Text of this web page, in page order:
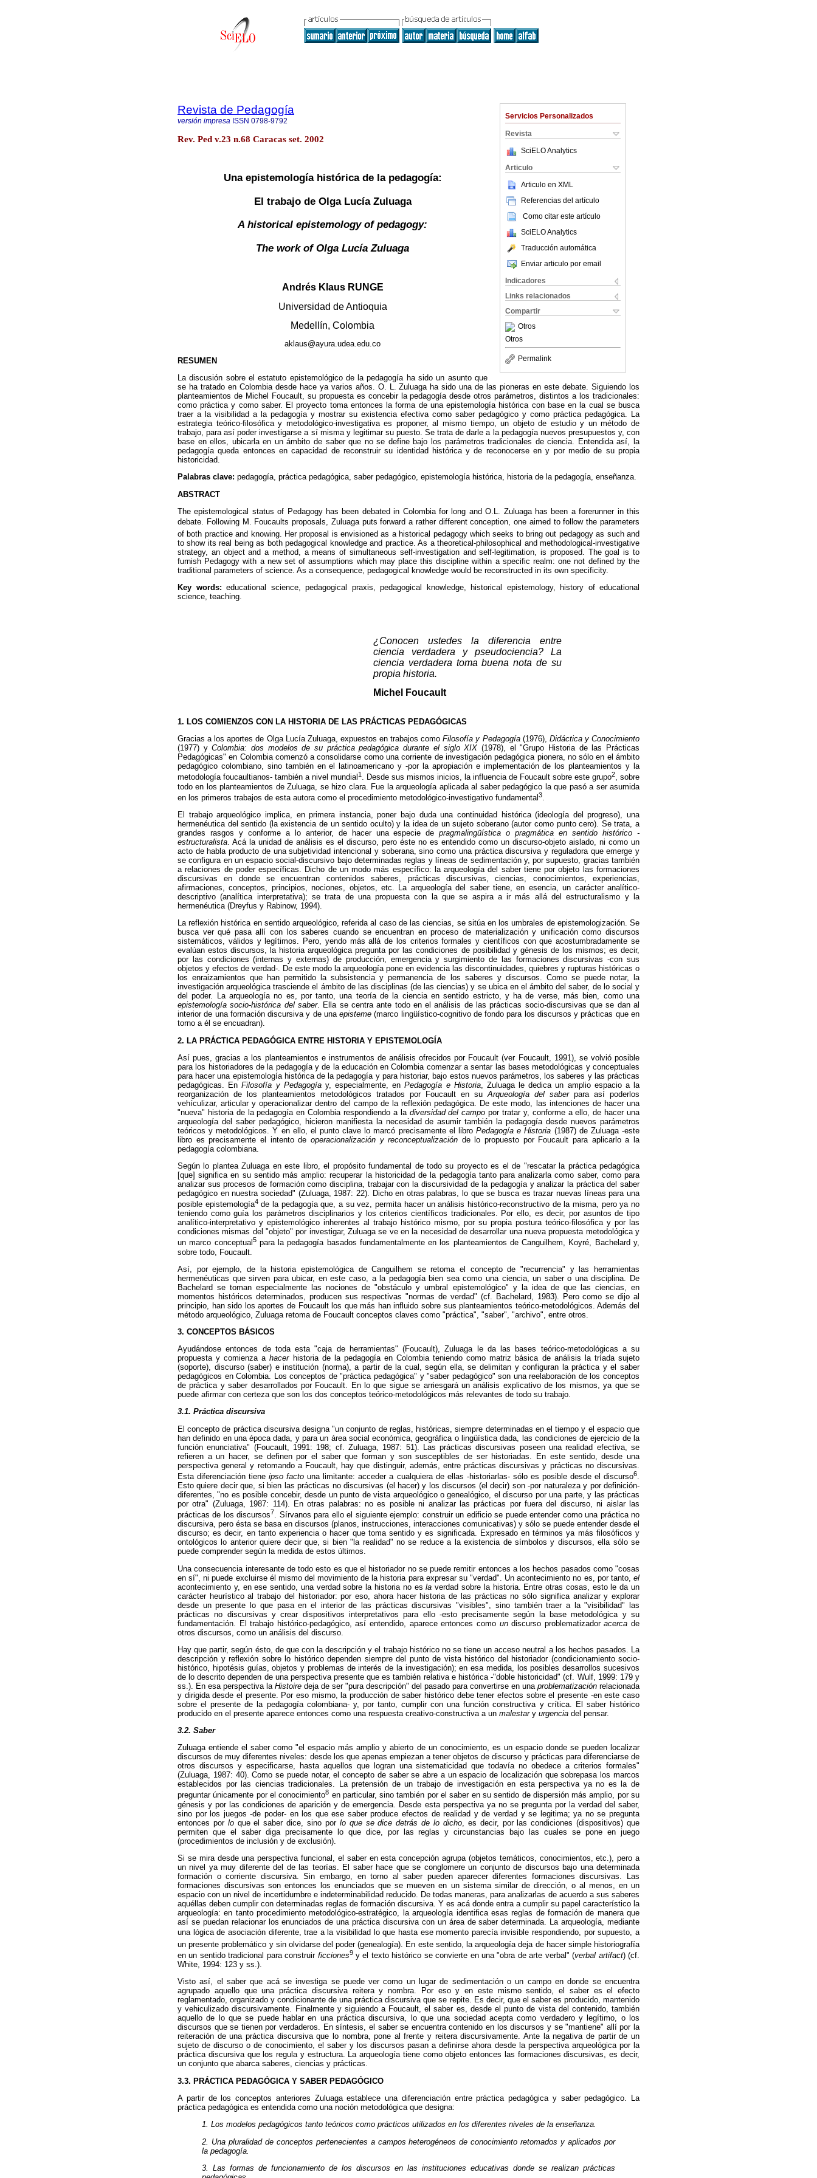
Servicios Personalizados
Revista
SciELO Analytics
Articulo
Articulo en XML
Referencias del artículo
Como citar este artículo
SciELO Analytics
Traducción automática
Enviar articulo por email
Indicadores
Links relacionados
Compartir
Otros
Otros
Permalink
Revista de Pedagogía
versión impresa ISSN 0798-9792
Rev. Ped v.23 n.68 Caracas set. 2002
Una epistemología histórica de la pedagogía:
El trabajo de Olga Lucía Zuluaga
A historical epistemology of pedagogy:
The work of Olga Lucía Zuluaga
Andrés Klaus RUNGE
Universidad de Antioquia
Medellín, Colombia
aklaus@ayura.udea.edu.co
RESUMEN
La discusión sobre el estatuto epistemológico de la pedagogía ha sido un asunto que
se ha tratado en Colombia desde hace ya varios años. O. L. Zuluaga ha sido una de las pioneras en este debate. Siguiendo los
planteamientos de Michel Foucault, su propuesta es concebir la pedagogía desde otros parámetros, distintos a los tradicionales:
como práctica y como saber. El proyecto toma entonces la forma de una epistemología histórica con base en la cual se busca
traer a la visibilidad a la pedagogía y mostrar su existencia efectiva como saber pedagógico y como práctica pedagógica. La
estrategia teórico-filosófica y metodológico-investigativa es proponer, al mismo tiempo, un objeto de estudio y un método de
trabajo, para así poder investigarse a sí misma y legitimar su puesto. Se trata de darle a la pedagogía nuevos presupuestos y, con
base en ellos, ubicarla en un ámbito de saber que no se define bajo los parámetros tradicionales de ciencia. Entendida así, la
pedagogía queda entonces en capacidad de reconstruir su identidad histórica y de reconocerse en y por medio de su propia
historicidad.
Palabras clave: pedagogía, práctica pedagógica, saber pedagógico, epistemología histórica, historia de la pedagogía, enseñanza.
ABSTRACT
The epistemological status of Pedagogy has been debated in Colombia for long and O.L. Zuluaga has been a forerunner in this
debate. Following M. Foucaults proposals, Zuluaga puts forward a rather different conception, one aimed to follow the parameters
of both practice and knowing. Her proposal is envisioned as a historical pedagogy which seeks to bring out pedagogy as such and
to show its real being as both pedagogical knowledge and practice. As a theoretical-philosophical and methodological-investigative
strategy, an object and a method, a means of simultaneous self-investigation and self-legitimation, is proposed. The goal is to
furnish Pedagogy with a new set of assumptions which may place this discipline within a specific realm: one not defined by the
traditional parameters of science. As a consequence, pedagogical knowledge would be reconstructed in its own specificity.
Key words: educational science, pedagogical praxis, pedagogical knowledge, historical epistemology, history of educational
science, teaching.
¿Conocen ustedes la diferencia entre
ciencia verdadera y pseudociencia? La
ciencia verdadera toma buena nota de su
propia historia.
Michel Foucault
1. LOS COMIENZOS CON LA HISTORIA DE LAS PRÁCTICAS PEDAGÓGICAS
Gracias a los aportes de Olga Lucía Zuluaga, expuestos en trabajos comoFilosofía y Pedagogía (1976), Didáctica y Conocimiento
(1977) yColombia: dos modelos de su práctica pedagógica durante el siglo XIX (1978), el "Grupo Historia de las Prácticas
Pedagógicas" en Colombia comenzó a consolidarse como una corriente de investigación pedagógica pionera, no sólo en el ámbito
pedagógico colombiano, sino también en el latinoamericano y -por la apropiación e implementación de los planteamientos y la
metodología foucaultianos- también a nivel mundial 1 . Desde sus mismos inicios, la influencia de Foucault sobre este grupo2, sobre
todo en los planteamientos de Zuluaga, se hizo clara. Fue la arqueología aplicada al saber pedagógico la que pasó a ser asumida
en los primeros trabajos de esta autora como el procedimiento metodológico-investigativo fundamental3.
El trabajo arqueológico implica, en primera instancia, poner bajo duda una continuidad histórica (ideología del progreso), una
hermenéutica del sentido (la existencia de un sentido oculto) y la idea de un sujeto soberano (autor como punto cero). Se trata, a
grandes rasgos y conforme a lo anterior, de hacer una especie depragmalingüística o pragmática en sentido histórico -
estructuralista. Acá la unidad de análisis es el discurso, pero éste no es entendido como un discurso-objeto aislado, ni como un
acto de habla producto de una subjetividad intencional y soberana, sino como una práctica discursiva y reguladora que emerge y
se configura en un espacio social-discursivo bajo determinadas reglas y líneas de sedimentación y, por supuesto, gracias también
a relaciones de poder específicas. Dicho de un modo más específico: la arqueología del saber tiene por objeto las formaciones
discursivas en donde se encuentran contenidos saberes, prácticas discursivas, ciencias, conocimientos, experiencias,
afirmaciones, conceptos, principios, nociones, objetos, etc. La arqueología del saber tiene, en esencia, un carácter analítico-
descriptivo (analítica interpretativa); se trata de una propuesta con la que se aspira a ir más allá del estructuralismo y la
hermenéutica (Dreyfus y Rabinow, 1994).
La reflexión histórica en sentido arqueológico, referida al caso de las ciencias, se sitúa en los umbrales de epistemologización. Se
busca ver qué pasa allí con los saberes cuando se encuentran en proceso de materialización y unificación como discursos
sistemáticos, válidos y legítimos. Pero, yendo más allá de los criterios formales y científicos con que acostumbradamente se
evalúan estos discursos, la historia arqueológica pregunta por las condiciones de posibilidad y génesis de los mismos; es decir,
por las condiciones (internas y externas) de producción, emergencia y surgimiento de las formaciones discursivas -con sus
objetos y efectos de verdad-. De este modo la arqueología pone en evidencia las discontinuidades, quiebres y rupturas históricas o
los enraizamientos que han permitido la subsistencia y permanencia de los saberes y discursos. Como se puede notar, la
investigación arqueológica trasciende el ámbito de las disciplinas (de las ciencias) y se ubica en el ámbito del saber, de lo social y
del poder. La arqueología no es, por tanto, una teoría de la ciencia en sentido estricto, y ha de verse, más bien, como una
epistemología socio-histórica del saber. Ella se centra ante todo en el análisis de las prácticas socio-discursivas que se dan al
interior de una formación discursiva y de unaepisteme(marco lingüístico-cognitivo de fondo para los discursos y prácticas que en
torno a él se encuadran).
2. LA PRÁCTICA PEDAGÓGICA ENTRE HISTORIA Y EPISTEMOLOGÍA
Así pues, gracias a los planteamientos e instrumentos de análisis ofrecidos por Foucault (ver Foucault, 1991), se volvió posible
para los historiadores de la pedagogía y de la educación en Colombia comenzar a sentar las bases metodológicas y conceptuales
para hacer una epistemología histórica de la pedagogía y para historiar, bajo estos nuevos parámetros, los saberes y las prácticas
pedagógicas. EnFilosofía y Pedagogía y, especialmente, enPedagogía e Historia, Zuluaga le dedica un amplio espacio a la
reorganización de los planteamientos metodológicos tratados por Foucault en su Arqueología del saber para así poderlos
vehículizar, articular y operacionalizar dentro del campo de la reflexión pedagógica. De este modo, las intenciones de hacer una
"nueva" historia de la pedagogía en Colombia respondiendo a la diversidad del campopor tratar y, conforme a ello, de hacer una
arqueología del saber pedagógico, hicieron manifiesta la necesidad de asumir también la pedagogía desde nuevos parámetros
teóricos y metodológicos. Y en ello, el punto clave lo marcó precisamente el libroPedagogía e Historia (1987) de Zuluaga -este
libro es precisamente el intento de operacionalización y reconceptualización de lo propuesto por Foucault para aplicarlo a la
pedagogía colombiana.
Según lo plantea Zuluaga en este libro, el propósito fundamental de todo su proyecto es el de "rescatar la práctica pedagógica
[que] significa en su sentido más amplio: recuperar la historicidad de la pedagogía tanto para analizarla como saber, como para
analizar sus procesos de formación como disciplina, trabajar con la discursividad de la pedagogía y analizar la práctica del saber
pedagógico en nuestra sociedad" (Zuluaga, 1987: 22). Dicho en otras palabras, lo que se busca es trazar nuevas líneas para una
posible epistemología4de la pedagogía que, a su vez, permita hacer un análisis histórico-reconstructivo de la misma, pero ya no
teniendo como guía los parámetros disciplinarios y los criterios científicos tradicionales. Por ello, es decir, por asuntos de tipo
analítico-interpretativo y epistemológico inherentes al trabajo histórico mismo, por su propia postura teórico-filosófica y por las
condiciones mismas del "objeto" por investigar, Zuluaga se ve en la necesidad de desarrollar una nueva propuesta metodológica y
un marco conceptual5para la pedagogía basados fundamentalmente en los planteamientos de Canguilhem, Koyré, Bachelard y,
sobre todo, Foucault.
Así, por ejemplo, de la historia epistemológica de Canguilhem se retoma el concepto de "recurrencia" y las herramientas
hermenéuticas que sirven para ubicar, en este caso, a la pedagogía bien sea como una ciencia, un saber o una disciplina. De
Bachelard se toman especialmente las nociones de "obstáculo y umbral epistemológico" y la idea de que las ciencias, en
momentos históricos determinados, producen sus respectivas "normas de verdad" (cf. Bachelard, 1983). Pero como se dijo al
principio, han sido los aportes de Foucault los que más han influido sobre sus planteamientos teórico-metodológicos. Además del
método arqueológico, Zuluaga retoma de Foucault conceptos claves como "práctica", "saber", "archivo", entre otros.
3. CONCEPTOS BÁSICOS
Ayudándose entonces de toda esta "caja de herramientas" (Foucault), Zuluaga le da las bases teórico-metodológicas a su
propuesta y comienza ahacerhistoria de la pedagogía en Colombia teniendo como matriz básica de análisis la tríada sujeto
(soporte), discurso (saber) e institución (norma), a partir de la cual, según ella, se delimitan y configuran la práctica y el saber
pedagógicos en Colombia. Los conceptos de "práctica pedagógica" y "saber pedagógico" son una reelaboración de los conceptos
de práctica y saber desarrollados por Foucault. En lo que sigue se arriesgará un análisis explicativo de los mismos, ya que se
puede afirmar con certeza que son los dos conceptos teórico-metodológicos más relevantes de todo su trabajo.
3.1. Práctica discursiva
El concepto de práctica discursiva designa "un conjunto de reglas, históricas, siempre determinadas en el tiempo y el espacio que
han definido en una época dada, y para un área social económica, geográfica o lingüística dada, las condiciones de ejercicio de la
función enunciativa" (Foucault, 1991: 198; cf. Zuluaga, 1987: 51). Las prácticas discursivas poseen una realidad efectiva, se
refieren a un hacer, se definen por el saber que forman y son susceptibles de ser historiadas. En este sentido, desde una
perspectiva general y retomando a Foucault, hay que distinguir, además, entre prácticas discursivas y prácticas no discursivas.
Esta diferenciación tieneipso facto una limitante: acceder a cualquiera de ellas -historiarlas- sólo es posible desde el discurso6.
Esto quiere decir que, si bien las prácticas no discursivas (el hacer) y los discursos (el decir) son -por naturaleza y por definición-
diferentes, "no es posible concebir, desde un punto de vista arqueológico o genealógico, el discurso por una parte, y las prácticas
por otra" (Zuluaga, 1987: 114). En otras palabras: no es posible ni analizar las prácticas por fuera del discurso, ni aislar las
prácticas de los discursos7. Sírvanos para ello el siguiente ejemplo: construir un edificio se puede entender como una práctica no
discursiva, pero ésta se basa en discursos (planos, instrucciones, interacciones comunicativas) y sólo se puede entender desde el
discurso; es decir, en tanto experiencia o hacer que toma sentido y es significada. Expresado en términos ya más filosóficos y
ontológicos lo anterior quiere decir que, si bien "la realidad" no se reduce a la existencia de símbolos y discursos, ella sólo se
puede comprender según la medida de estos últimos.
Una consecuencia interesante de todo esto es que el historiador no se puede remitir entonces a los hechos pasados como "cosas
en sí", ni puede excluirse él mismo del movimiento de la historia para expresar su "verdad". Un acontecimiento no es, por tanto, el
acontecimiento y, en ese sentido, una verdad sobre la historia no esla verdad sobre la historia. Entre otras cosas, esto le da un
carácter heurístico al trabajo del historiador: por eso, ahora hacer historia de las prácticas no sólo significa analizar y explorar
desde un presente lo que pasa en el interior de las prácticas discursivas "visibles", sino también traer a la "visibilidad" las
prácticas no discursivas y crear dispositivos interpretativos para ello -esto precisamente según la base metodológica y su
fundamentación. El trabajo histórico-pedagógico, así entendido, aparece entonces como undiscurso problematizadoracercade
otros discursos, como un análisis del discurso.
Hay que partir, según ésto, de que con la descripción y el trabajo histórico no se tiene un acceso neutral a los hechos pasados. La
descripción y reflexión sobre lo histórico dependen siempre del punto de vista histórico del historiador (condicionamiento socio-
histórico, hipotésis guías, objetos y problemas de interés de la investigación); en esa medida, los posibles desarrollos sucesivos
de lo descrito dependen de una perspectiva presente que es también relativa e histórica -"doble historicidad" (cf. Wulf, 1999: 179 y
ss.). En esa perspectiva la Histoire deja de ser "pura descripción" del pasado para convertirse en una problematización relacionada
y dirigida desde el presente. Por eso mismo, la producción de saber histórico debe tener efectos sobre el presente -en este caso
sobre el presente de la pedagogía colombiana- y, por tanto, cumplir con una función constructiva y crítica. El saber histórico
producido en el presente aparece entonces como una respuesta creativo-constructiva a un malestar y urgencia del pensar.
3.2. Saber
Zuluaga entiende el saber como "el espacio más amplio y abierto de un conocimiento, es un espacio donde se pueden localizar
discursos de muy diferentes niveles: desde los que apenas empiezan a tener objetos de discurso y prácticas para diferenciarse de
otros discursos y especificarse, hasta aquellos que logran una sistematicidad que todavía no obedece a criterios formales"
(Zuluaga, 1987: 40). Como se puede notar, el concepto de saber se abre a un espacio de localización que sobrepasa los marcos
establecidos por las ciencias tradicionales. La pretensión de un trabajo de investigación en esta perspectiva ya no es la de
preguntar únicamente por el conocimiento8 en particular, sino también por el saber en su sentido de dispersión más amplio, por su
génesis y por las condiciones de aparición y de emergencia. Desde esta perspectiva ya no se pregunta por la verdad del saber,
sino por los juegos -de poder- en los que ese saber produce efectos de realidad y de verdad y se legitima; ya no se pregunta
entonces por lo que el saber dice, sino por lo que se dice detrás de lo dicho, es decir, por las condiciones (dispositivos) que
permiten que el saber diga precisamente lo que dice, por las reglas y circunstancias bajo las cuales se pone en juego
(procedimientos de inclusión y de exclusión).
Si se mira desde una perspectiva funcional, el saber en esta concepción agrupa (objetos temáticos, conocimientos, etc.), pero a
un nivel ya muy diferente del de las teorías. El saber hace que se conglomere un conjunto de discursos bajo una determinada
formación o corriente discursiva. Sin embargo, en torno al saber pueden aparecer diferentes formaciones discursivas. Las
formaciones discursivas son entonces los enunciados que se mueven en un sistema similar de dirección, o al menos, en un
espacio con un nivel de incertidumbre e indeterminabilidad reducido. De todas maneras, para analizarlas de acuerdo a sus saberes
aquéllas deben cumplir con determinadas reglas de formación discursiva. Y es acá donde entra a cumplir su papel característico la
arqueología: en tanto procedimiento metodológico-estratégico, la arqueología identifica esas reglas de formación de manera que
así se puedan relacionar los enunciados de una práctica discursiva con un área de saber determinada. La arqueología, mediante
una lógica de asociación diferente, trae a la visibilidad lo que hasta ese momento parecía invisible respondiendo, por supuesto, a
un presente problemático y sin olvidarse del poder (genealogía). En este sentido, la arqueología deja de hacer simple historiografía
en un sentido tradicional para construir ficciones9y el texto histórico se convierte en una "obra de arte verbal" (verbal artifact) (cf.
White, 1994: 123 y ss.).
Visto así, el saber que acá se investiga se puede ver como un lugar de sedimentación o un campo en donde se encuentra
agrupado aquello que una práctica discursiva reitera y nombra. Por eso y en este mismo sentido, el saber es el efecto
reglamentado, organizado y condicionante de una práctica discursiva que se repite. Es decir, que el saber es producido, mantenido
y vehiculizado discursivamente. Finalmente y siguiendo a Foucault, el saber es, desde el punto de vista del contenido, también
aquello de lo que se puede hablar en una práctica discursiva, lo que una sociedad acepta como verdadero y legítimo, o los
discursos que se tienen por verdaderos. En síntesis, el saber se encuentra contenido en los discursos y se "mantiene" allí por la
reiteración de una práctica discursiva que lo nombra, pone al frente y reitera discursivamente. Ante la negativa de partir de un
sujeto de discurso o de conocimiento, el saber y los discursos pasan a definirse ahora desde la perspectiva arqueológica por la
práctica discursiva que los regula y estructura. La arqueología tiene como objeto entonces las formaciones discursivas, es decir,
un conjunto que abarca saberes, ciencias y prácticas.
3.3. PRÁCTICA PEDAGÓGICA Y SABER PEDAGÓGICO
A partir de los conceptos anteriores Zuluaga establece una diferenciación entre práctica pedagógica y saber pedagógico. La
práctica pedagógica es entendida como una noción metodológica que designa:
1. Los modelos pedagógicos tanto teóricos como prácticos utilizados en los diferentes niveles de la enseñanza.
2. Una pluralidad de conceptos pertenecientes a campos heterogéneos de conocimiento retomados y aplicados por
la pedagogía.
3. Las formas de funcionamiento de los discursos en las instituciones educativas donde se realizan prácticas